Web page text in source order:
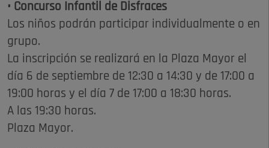
• Concurso Infantil de Disfraces
Los niños podrán participar individualmente o en
grupo.
La inscripción se realizará en la Plaza Mayor el
día 6 de septiembre de 12:30 a 14:30 y de 17:00 a
19:00 horas y el día 7 de 17:00 a 18:30 horas.
A las 19:30 horas.
Plaza Mayor.